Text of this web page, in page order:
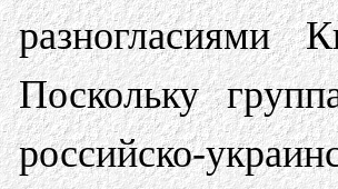
разногласиями
Поскольку
российско-